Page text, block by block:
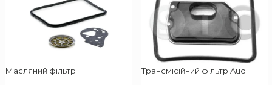
Масляний фільтр Трансмісійний фільтр Audi